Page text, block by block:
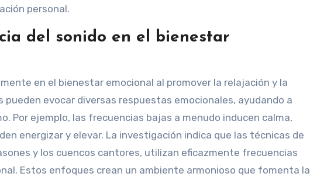
personal.
del sonido en el bienestar
en el bienestar emocional al promover la relajación y la
evocar diversas respuestas emocionales, ayudando a
Por ejemplo, las frecuencias bajas a menudo inducen calma,
energizar y elevar. La investigación indica que las técnicas de
y los cuencos cantores, utilizan eficazmente frecuencias
Estos enfoques crean un ambiente armonioso que fomenta la